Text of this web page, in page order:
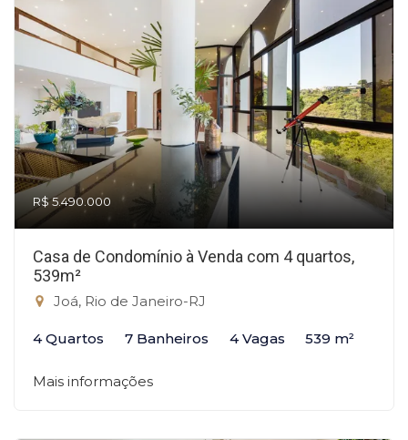
R$ 5.490.000
Casa de Condomínio à Venda com 4 quartos,
539m²
Joá, Rio de Janeiro-RJ
4 Quartos 7 Banheiros 4 Vagas 539 m²
Mais informações